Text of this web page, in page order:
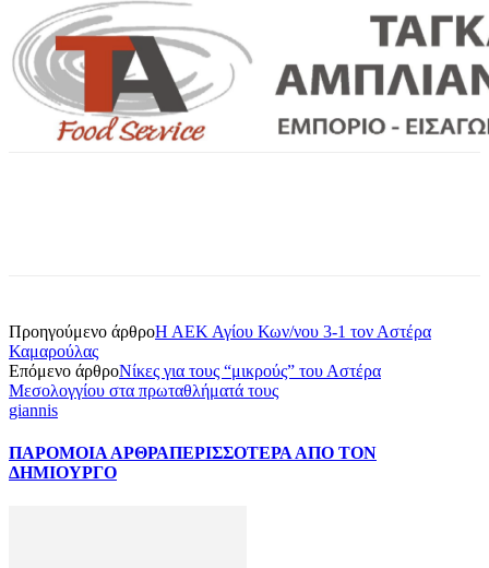
Προηγούμενο άρθροΗ ΑΕΚ Αγίου Κων/νου 3-1 τον Αστέρα
Καμαρούλας
Επόμενο άρθροΝίκες για τους “μικρούς” του Αστέρα
Μεσολογγίου στα πρωταθλήματά τους
giannis
ΠΑΡΟΜΟΙΑ ΑΡΘΡΑΠΕΡΙΣΣΟΤΕΡΑ ΑΠΟ ΤΟΝ
ΔΗΜΙΟΥΡΓΟ